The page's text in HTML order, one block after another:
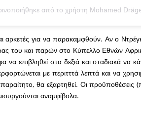
από το χρήστη Mohamed
αρκετές για να παρακαμφθούν. Αν ο
του και παρών στο Κύπελλο Εθνών
να επιβληθεί στα δεξιά και σταδιακά να
με περιτττά λεπτά και να
θα εξαρτηθεί. Οι
αναμφίβολα.